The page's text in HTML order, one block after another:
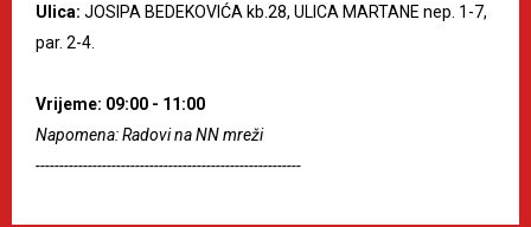
Ulica: JOSIPA BEDEKOVIĆA kb.28, ULICA MARTANE nep. 1-7,
par. 2-4.
Vrijeme: 09:00 - 11:00
Napomena: Radovi na NN mreži
--------------------------------------------------------